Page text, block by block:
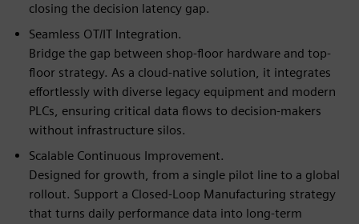
closing the decision latency gap.
Seamless OT/IT Integration.
Bridge the gap between shop-floor hardware and top-
floor strategy. As a cloud-native solution, it integrates
effortlessly with diverse legacy equipment and modern
PLCs, ensuring critical data flows to decision-makers
without infrastructure silos.
Scalable Continuous Improvement.
Designed for growth, from a single pilot line to a global
rollout. Support a Closed-Loop Manufacturing strategy
that turns daily performance data into long-term